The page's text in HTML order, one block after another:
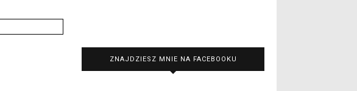
ZNAJDZIESZ MNIE NA FACEBOOKU